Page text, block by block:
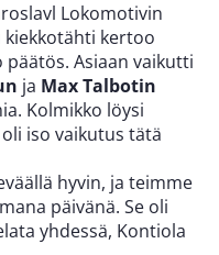
Lokomotivin
kertoo
Asiaan vaikutti
ja Max Talbotin
Kolmikko löysi
iso vaikutus tätä
hyvin, ja teimme
päivänä. Se oli
yhdessä, Kontiola